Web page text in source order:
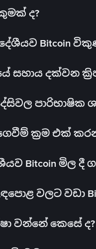
ද?
දේශීයව Bitcoin
සහාය දක්වන
පාරිභාෂික
ගෙවීම් ක්‍රම එක්
Bitcoin මිල
වලට වඩා
කෙසේ ද?